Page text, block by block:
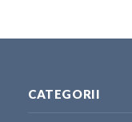
CATEGORII